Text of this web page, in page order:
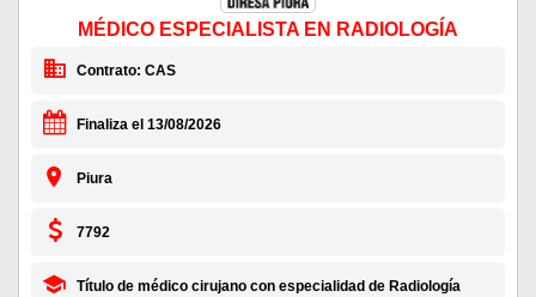
MÉDICO ESPECIALISTA EN RADIOLOGÍA
Contrato: CAS
Finaliza el 13/08/2026
Piura
7792
Título de médico cirujano con especialidad de Radiología